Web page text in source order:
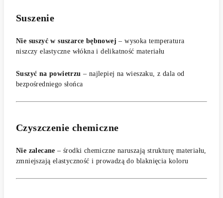
Suszenie
Nie suszyć w suszarce bębnowej – wysoka temperatura
niszczy elastyczne włókna i delikatność materiału
Suszyć na powietrzu – najlepiej na wieszaku, z dala od
bezpośredniego słońca
Czyszczenie chemiczne
Nie zalecane – środki chemiczne naruszają strukturę materiału,
zmniejszają elastyczność i prowadzą do blaknięcia koloru